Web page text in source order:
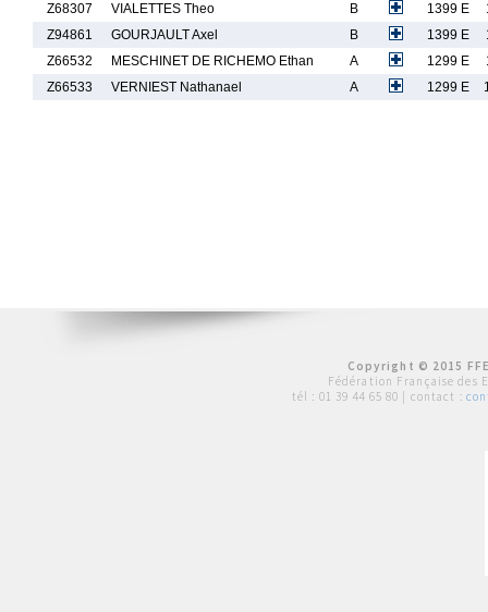
Z68307
VIALETTES Theo B 1399 E
Z94861
GOURJAULT Axel B 1399 E
Z66532
MESCHINET DE RICHEMO Ethan A 1299 E
Z66533
VERNIEST Nathanael A 1299 E
Copyright © 2015
Fédération Française des
tél : 01 39 44 65 80 | contact :